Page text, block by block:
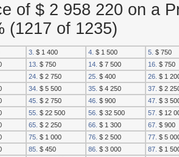
of $ 2 958 220 on a
(1217 of 1235)
3. $ 1 400 4. $ 1 500 5. $ 750
13. $ 750 14. $ 7 500 16. $ 750
24. $ 2 750 25. $ 400 26. $ 1
34. $ 5 500 35. $ 4 250 37. $ 2
45. $ 2 750 46. $ 900 47. $ 3
55. $ 22 500 56. $ 32 500 57. $ 12
65. $ 2 250 66. $ 1 300 67. $ 900
75. $ 1 000 76. $ 2 500 77. $ 5
85. $ 450 86. $ 3 000 87. $ 1